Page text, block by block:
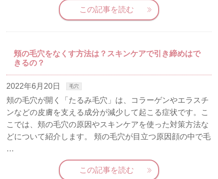
この記事を読む
頬の毛穴をなくす方法は？スキンケアで引き締めはで
きるの？
2022年6月20日 毛穴
頬の毛穴が開く「たるみ毛穴」は、コラーゲンやエラスチ
ンなどの皮膚を支える成分が減少して起こる症状です。こ
こでは、頬の毛穴の原因やスキンケアを使った対策方法な
どについて紹介します。 頬の毛穴が目立つ原因顔の中で毛
…
この記事を読む